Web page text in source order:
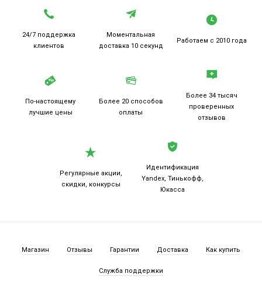
24/7 поддержка
клиентов
Моментальная
доставка 10 секунд
Работаем с 2010 года
По-настоящему
лучшие цены
Более 20 способов
оплаты
Более 34 тысяч
проверенных
отзывов
Регулярные акции,
скидки, конкурсы
Идентификация
Yandex, Тинькофф,
Юкасса
Магазин Отзывы Гарантии Доставка Как купить
Служба поддержки